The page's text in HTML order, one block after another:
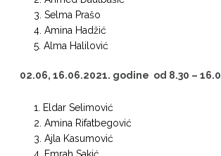
Selma Prašo
Amina Hadžić
Alma Halilović
02.06, 16.06.2021. godine od 8.30 –
Eldar Selimović
Amina Rifatbegović
Ajla Kasumović